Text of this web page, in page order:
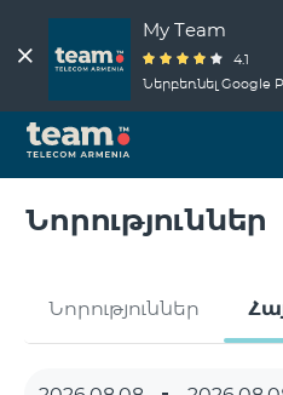
My Team
4.1
Ներբեռնել Google
Նորություններ
Նորություններ